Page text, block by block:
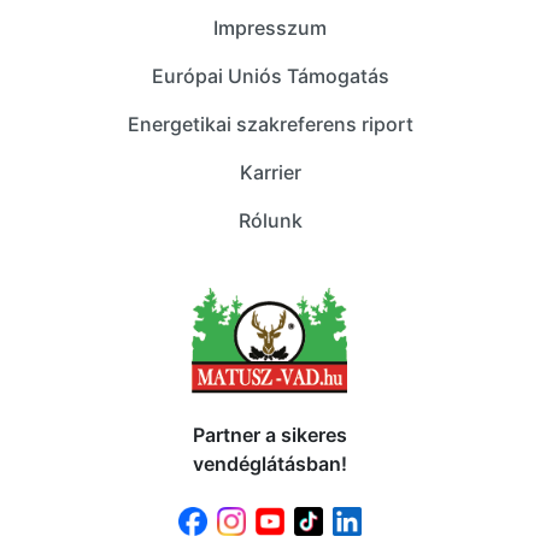
Impresszum
Európai Uniós Támogatás
Energetikai szakreferens riport
Karrier
Rólunk
Partner a sikeres
vendéglátásban!